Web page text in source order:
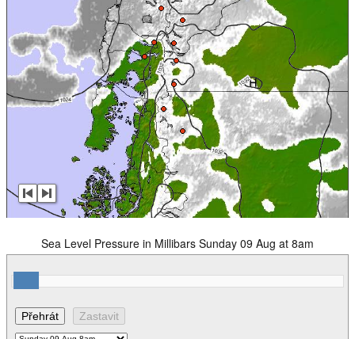
Sea Level Pressure in Millibars Sunday 09 Aug at 8am